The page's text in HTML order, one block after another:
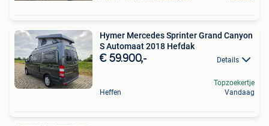
Hymer Mercedes Sprinter Grand Canyon
S Automaat 2018 Hefdak
€ 59.900,- Details
Heffen
Topzoekertje
Vandaag